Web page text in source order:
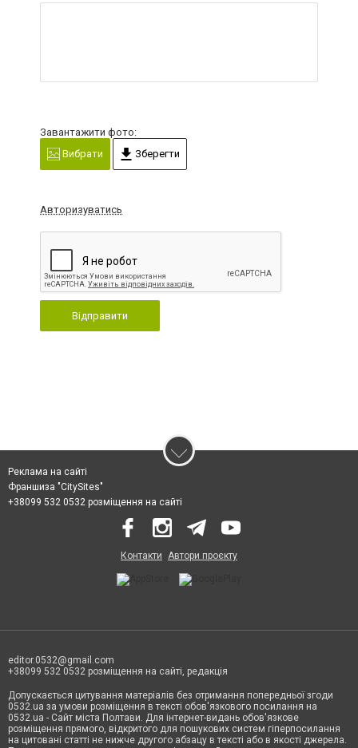
Завантажити фото:
Вибрати
Зберегти
Авторизуватись
Відправити
Реклама на сайті
Франшиза "CitySites"
+38099 532 0532 розміщення на сайті
Контакти Автори проєкту
editor.0532@gmail.com
+38099 532 0532 розміщення на сайті, редакція
Допускається цитування матеріалів без отримання попередньої згоди
0532.ua за умови розміщення в тексті обов'язкового посилання на
0532.ua - Сайт міста Полтави. Для інтернет-видань обов'язкове
розміщення прямого, відкритого для пошукових систем гіперпосилання
на цитовані статті не нижче другого абзацу в тексті або в якості джерела.